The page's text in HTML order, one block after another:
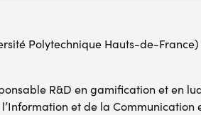
Polytechnique Hauts-de-
R&D en gamification et en
et de la